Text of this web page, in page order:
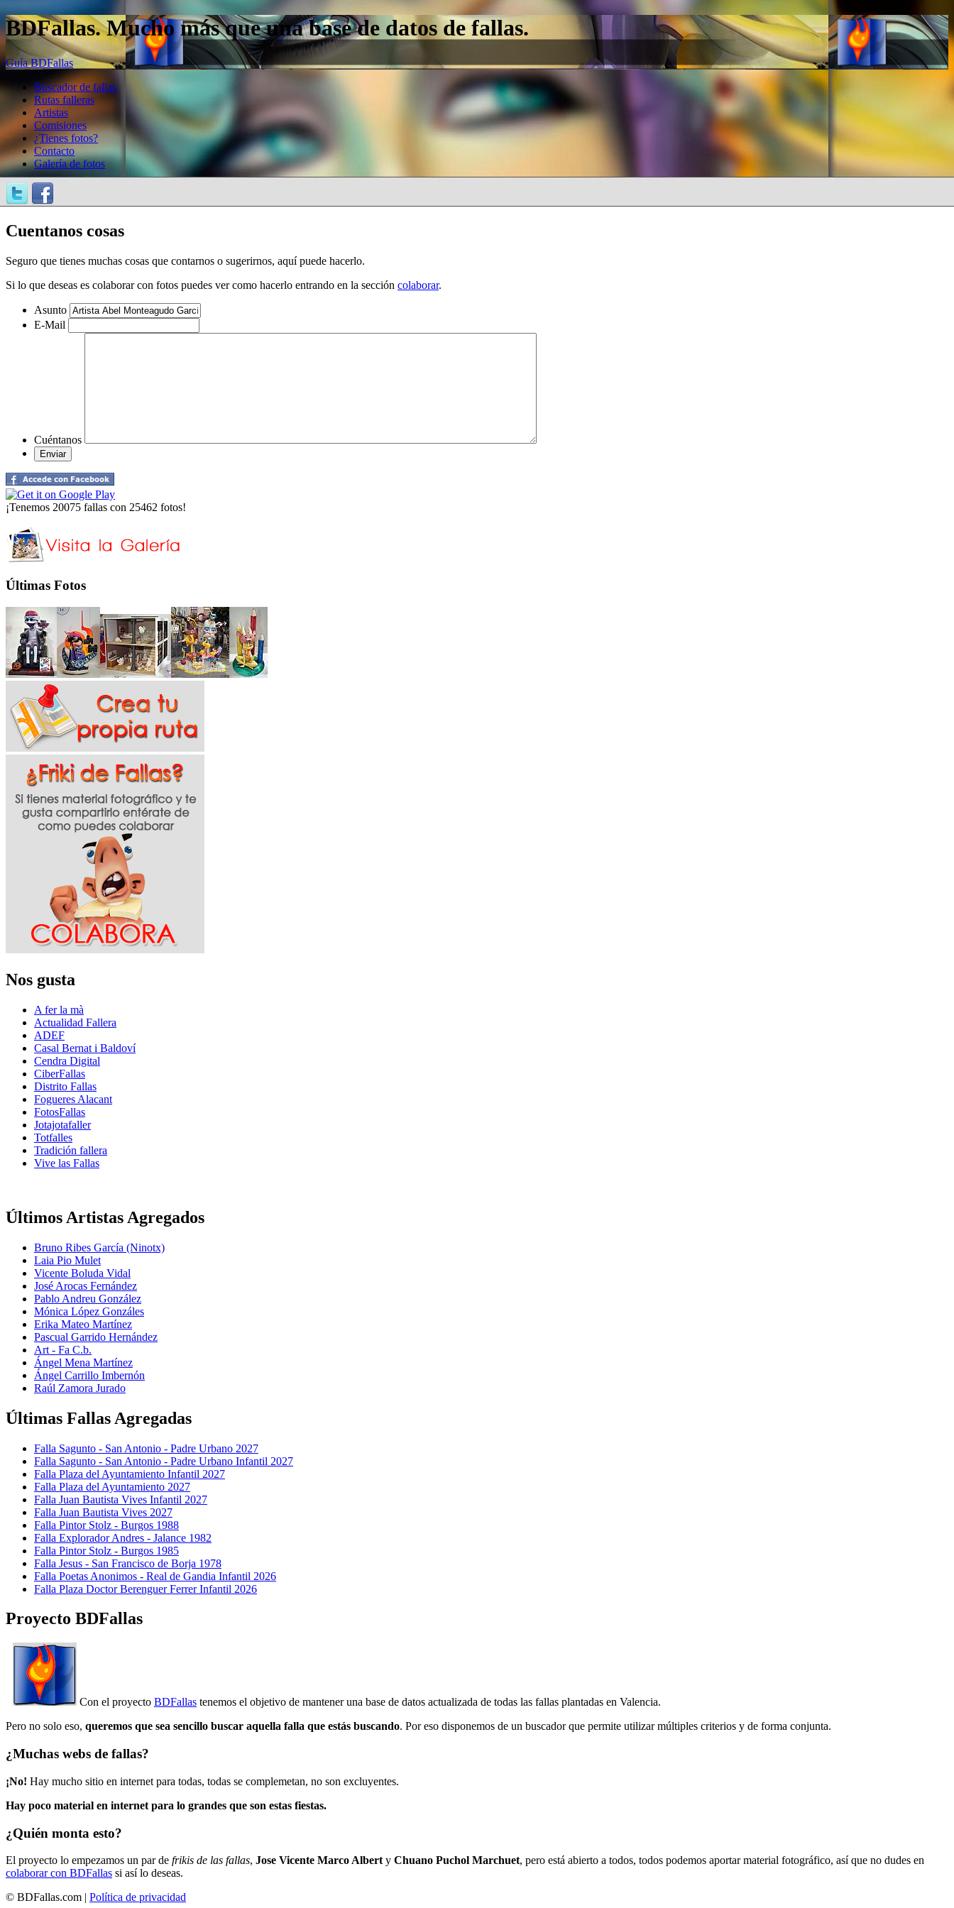
BDFallas. Mucho más que una base de datos de fallas.
Guía BDFallas
Buscador de fallas
Rutas falleras
Artistas
Comisiones
¿Tienes fotos?
Contacto
Galería de fotos
Cuentanos cosas
Seguro que tienes muchas cosas que contarnos o sugerirnos, aquí puede hacerlo.
Si lo que deseas es colaborar con fotos puedes ver como hacerlo entrando en la sección colaborar.
Asunto
E-Mail
Cuéntanos
¡Tenemos 20075 fallas con 25462 fotos!
Últimas Fotos
Nos gusta
A fer la mà
Actualidad Fallera
ADEF
Casal Bernat i Baldoví
Cendra Digital
CiberFallas
Distrito Fallas
Fogueres Alacant
FotosFallas
Jotajotafaller
Totfalles
Tradición fallera
Vive las Fallas
Últimos Artistas Agregados
Bruno Ribes García (Ninotx)
Laia Pio Mulet
Vicente Boluda Vidal
José Arocas Fernández
Pablo Andreu González
Mónica López Gonzáles
Erika Mateo Martínez
Pascual Garrido Hernández
Art - Fa C.b.
Ángel Mena Martínez
Ángel Carrillo Imbernón
Raúl Zamora Jurado
Últimas Fallas Agregadas
Falla Sagunto - San Antonio - Padre Urbano 2027
Falla Sagunto - San Antonio - Padre Urbano Infantil 2027
Falla Plaza del Ayuntamiento Infantil 2027
Falla Plaza del Ayuntamiento 2027
Falla Juan Bautista Vives Infantil 2027
Falla Juan Bautista Vives 2027
Falla Pintor Stolz - Burgos 1988
Falla Explorador Andres - Jalance 1982
Falla Pintor Stolz - Burgos 1985
Falla Jesus - San Francisco de Borja 1978
Falla Poetas Anonimos - Real de Gandia Infantil 2026
Falla Plaza Doctor Berenguer Ferrer Infantil 2026
Proyecto BDFallas
Con el proyecto BDFallas tenemos el objetivo de mantener una base de datos actualizada de todas las fallas plantadas en Valencia.
Pero no solo eso, queremos que sea sencillo buscar aquella falla que estás buscando. Por eso disponemos de un buscador que permite utilizar múltiples criterios y de forma conjunta.
¿Muchas webs de fallas?
¡No! Hay mucho sitio en internet para todas, todas se complemetan, no son excluyentes.
Hay poco material en internet para lo grandes que son estas fiestas.
¿Quién monta esto?
El proyecto lo empezamos un par de frikis de las fallas, Jose Vicente Marco Albert y Chuano Puchol Marchuet, pero está abierto a todos, todos podemos aportar material fotográfico, así que no dudes en
colaborar con BDFallas si así lo deseas.
© BDFallas.com | Política de privacidad